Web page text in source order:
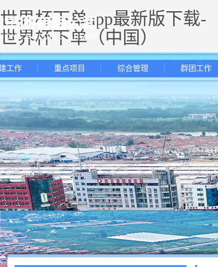
世界杯下单app最新版下载-
世界杯下单（中国）
工作 重点项目 综合管理 群团工作